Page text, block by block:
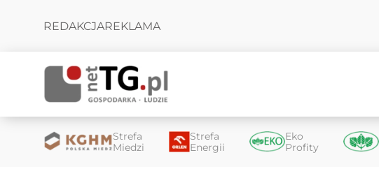
REDAKCJAREKLAMA
Strefa
Miedzi
Strefa
Energii
Eko
Profity